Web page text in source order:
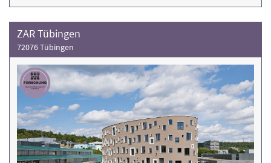
ZAR Tübingen
72076 Tübingen